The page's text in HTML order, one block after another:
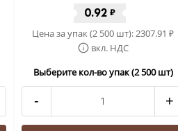
0.92 ₽
Цена за упак (2 500 шт): 2307.91 ₽
вкл. НДС
Выберите кол-во упак (2 500 шт)
- +